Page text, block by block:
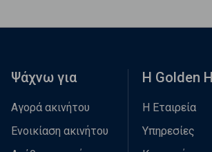
Ψάχνω για
Αγορά ακινήτου
Ενοικίαση ακινήτου
Η Golden
Η Εταιρεία
Υπηρεσίες